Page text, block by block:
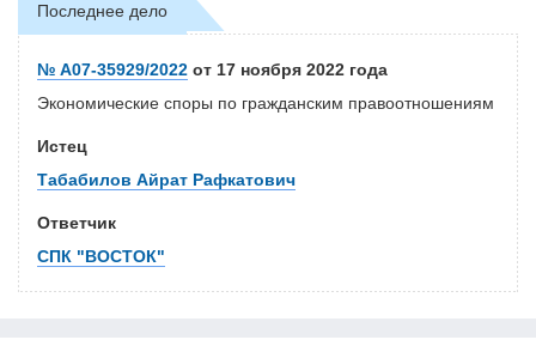
Последнее дело
№ А07-35929/2022 от 17 ноября 2022 года
Экономические споры по гражданским правоотношениям
Истец
Табабилов Айрат Рафкатович
Ответчик
СПК "ВОСТОК"